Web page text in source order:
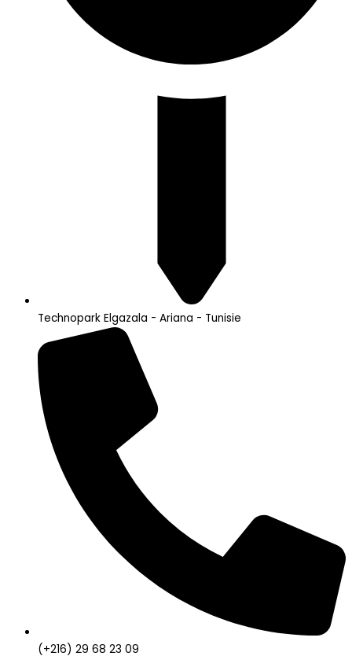
Technopark Elgazala - Ariana - Tunisie
(+216) 29 68 23 09